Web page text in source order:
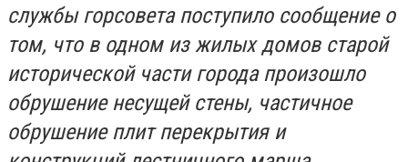
службы горсовета поступило сообщение о
том, что в одном из жилых домов старой
исторической части города произошло
обрушение несущей стены, частичное
обрушение плит перекрытия и